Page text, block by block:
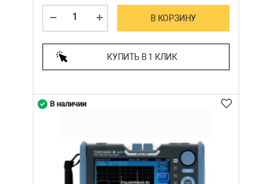
В КОРЗИНУ
КУПИТЬ В 1 КЛИК
В наличии